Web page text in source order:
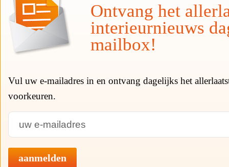
Ontvang het
interieurnieuws
mailbox!
Vul uw e-mailadres in en ontvang dagelijks het
voorkeuren.
aanmelden